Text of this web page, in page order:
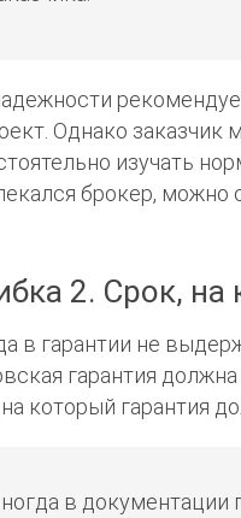
Однако заказчик
изучать
брокер, можно
2. Срок, на
в гарантии не
гарантия
который гарантия
в документации